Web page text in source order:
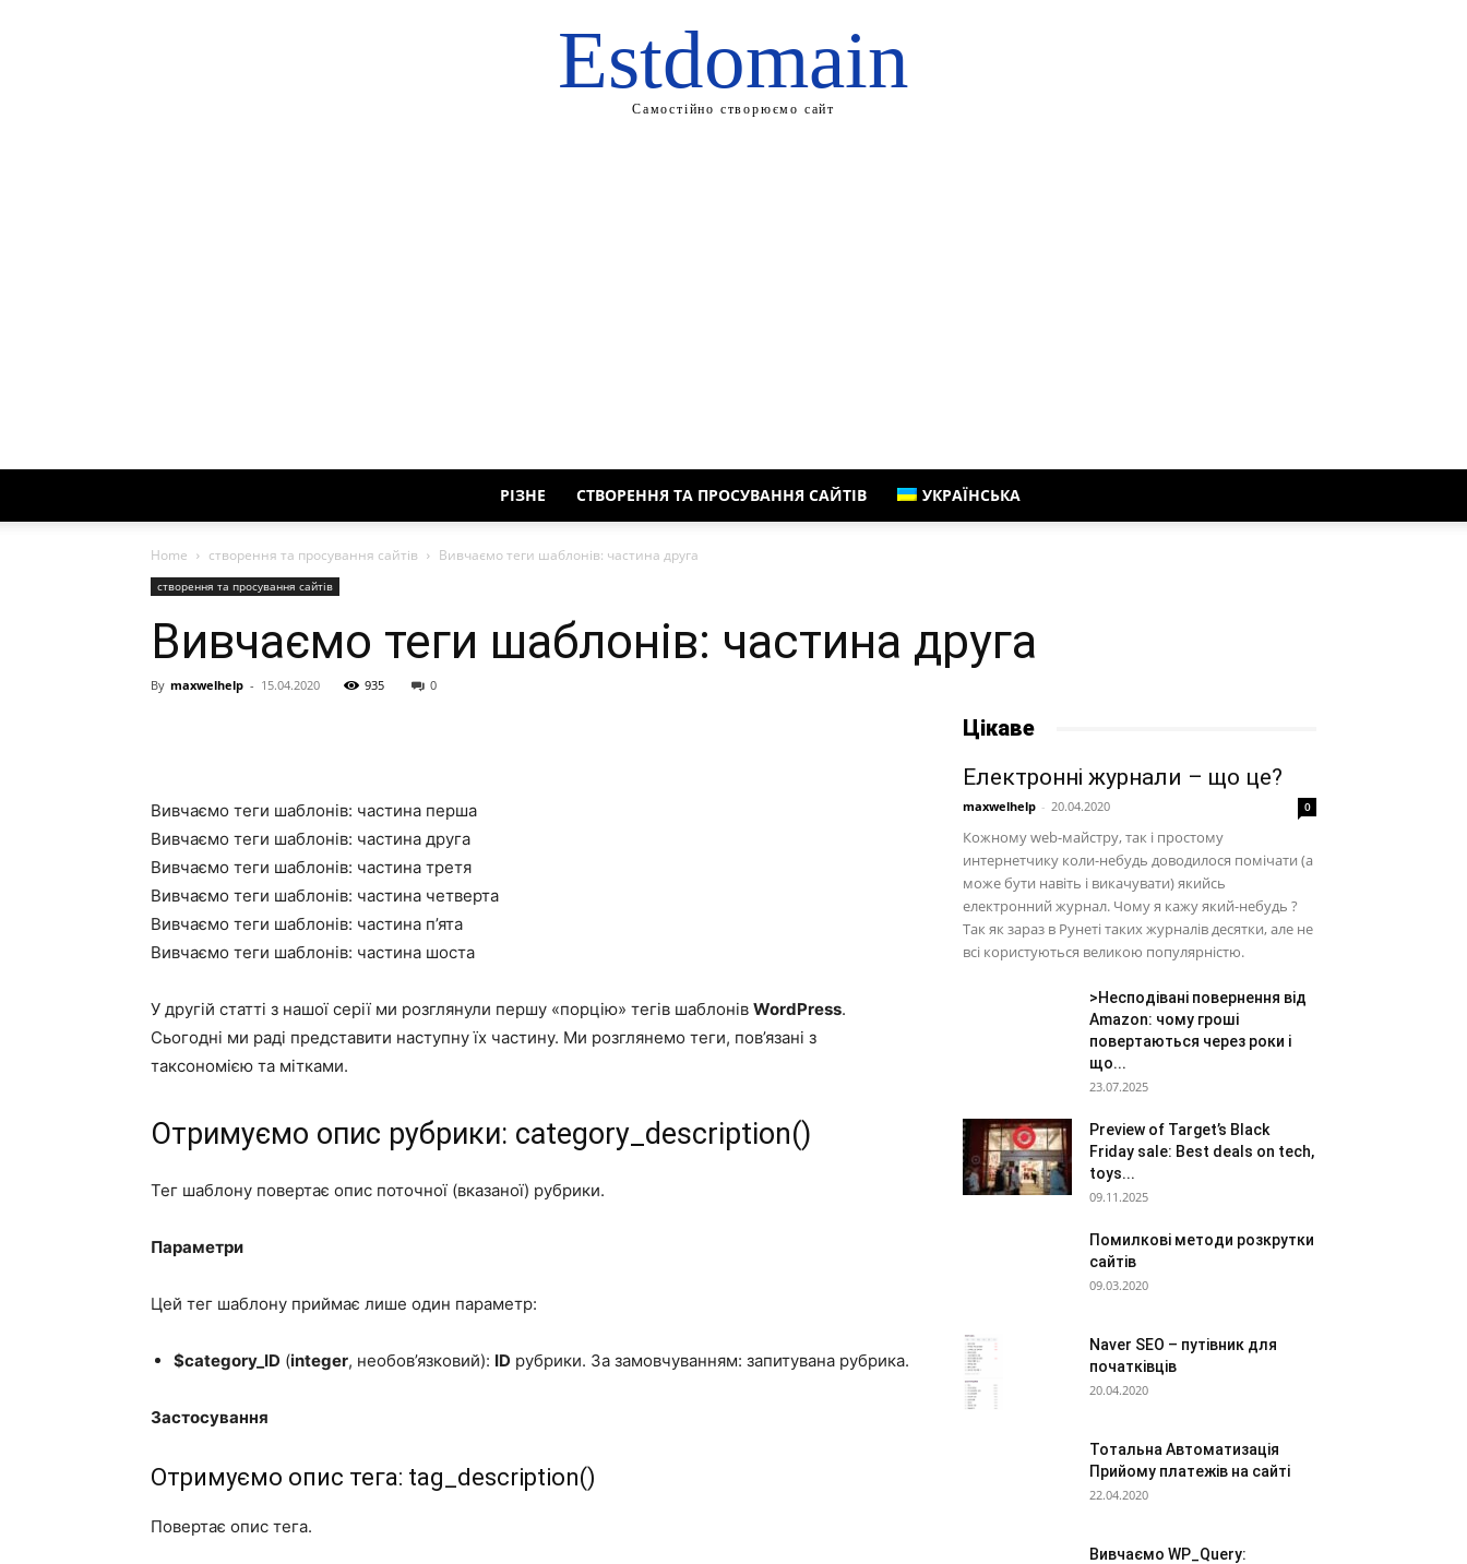
Estdomain
Самостійно створюємо сайт
РІЗНЕ СТВОРЕННЯ ТА ПРОСУВАННЯ САЙТІВ УКРАЇНСЬКА
Home створення та просування сайтів Вивчаємо теги шаблонів: частина друга
створення та просування сайтів
Вивчаємо теги шаблонів: частина друга
By maxwelhelp - 15.04.2020 935 0
Вивчаємо теги шаблонів: частина перша
Вивчаємо теги шаблонів: частина друга
Вивчаємо теги шаблонів: частина третя
Вивчаємо теги шаблонів: частина четверта
Вивчаємо теги шаблонів: частина п’ята
Вивчаємо теги шаблонів: частина шоста
У другій статті з нашої серії ми розглянули першу «порцію» тегів шаблонів WordPress.
Сьогодні ми раді представити наступну їх частину. Ми розглянемо теги, пов’язані з
таксономією та мітками.
Отримуємо опис рубрики: category_description()
Тег шаблону повертає опис поточної (вказаної) рубрики.
Параметри
Цей тег шаблону приймає лише один параметр:
$category_ID (integer, необов’язковий): ID рубрики. За замовчуванням: запитувана рубрика.
Застосування
Отримуємо опис тега: tag_description()
Повертає опис тега.
Цікаве
Електронні журнали – що це?
maxwelhelp - 20.04.2020 0
Кожному web-майстру, так і простому
интернетчику коли-небудь доводилося помічати (а
може бути навіть і викачувати) якийсь
електронний журнал. Чому я кажу який-небудь ?
Так як зараз в Рунеті таких журналів десятки, але не
всі користуються великою популярністю.
>Несподівані повернення від
Amazon: чому гроші
повертаються через роки і
що...
23.07.2025
Preview of Target’s Black
Friday sale: Best deals on tech,
toys...
09.11.2025
Помилкові методи розкрутки
сайтів
09.03.2020
Naver SEO – путівник для
початківців
20.04.2020
Тотальна Автоматизація
Прийому платежів на сайті
22.04.2020
Вивчаємо WP_Query: